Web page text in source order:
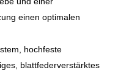
einen optimalen
hochfeste
blattfederverstärktes